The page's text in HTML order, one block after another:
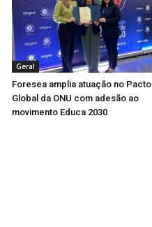
Geral
Foresea amplia atuação no Pacto
Global da ONU com adesão ao
movimento Educa 2030